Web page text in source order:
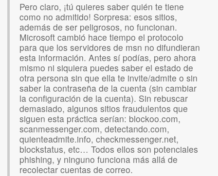
Pero claro, ¡tú quieres saber quién te tiene
como no admitido! Sorpresa: esos sitios,
además de ser peligrosos, no funcionan.
Microsoft cambió hace tiempo el protocolo
para que los servidores de msn no difundieran
esta información. Antes sí podías, pero ahora
mismo ni siquiera puedes saber el estado de
otra persona sin que ella te invite/admite o sin
saber la contraseña de la cuenta (sin cambiar
la configuración de la cuenta). Sin rebuscar
demasiado, algunos sitios fraudulentos que
siguen esta práctica serían: blockoo.com,
scanmessenger.com, detectando.com,
quienteadmite.info, checkmessenger.net,
blockstatus, etc… Todos ellos son potenciales
phishing, y ninguno funciona más allá de
recolectar cuentas de correo.